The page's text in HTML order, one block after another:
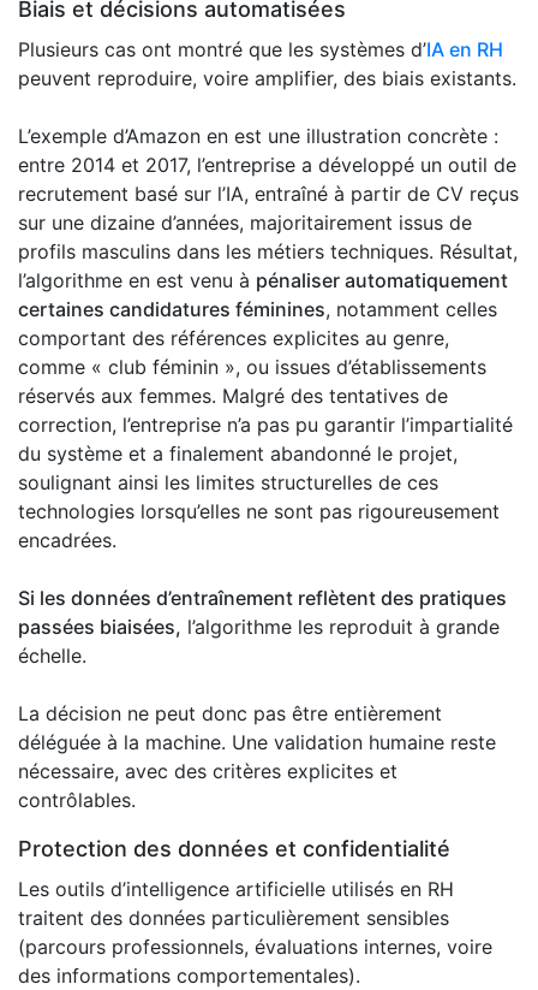
Biais et décisions automatisées
Plusieurs cas ont montré que les systèmes d’IA en RH
peuvent reproduire, voire amplifier, des biais existants.
L’exemple d’Amazon en est une illustration concrète :
entre 2014 et 2017, l’entreprise a développé un outil de
recrutement basé sur l’IA, entraîné à partir de CV reçus
sur une dizaine d’années, majoritairement issus de
profils masculins dans les métiers techniques. Résultat,
l’algorithme en est venu à pénaliser automatiquement
certaines candidatures féminines, notamment celles
comportant des références explicites au genre,
comme « club féminin », ou issues d’établissements
réservés aux femmes. Malgré des tentatives de
correction, l’entreprise n’a pas pu garantir l’impartialité
du système et a finalement abandonné le projet,
soulignant ainsi les limites structurelles de ces
technologies lorsqu’elles ne sont pas rigoureusement
encadrées.
Si les données d’entraînement reflètent des pratiques
passées biaisées, l’algorithme les reproduit à grande
échelle.
La décision ne peut donc pas être entièrement
déléguée à la machine. Une validation humaine reste
nécessaire, avec des critères explicites et
contrôlables.
Protection des données et confidentialité
Les outils d’intelligence artificielle utilisés en RH
traitent des données particulièrement sensibles
(parcours professionnels, évaluations internes, voire
des informations comportementales).